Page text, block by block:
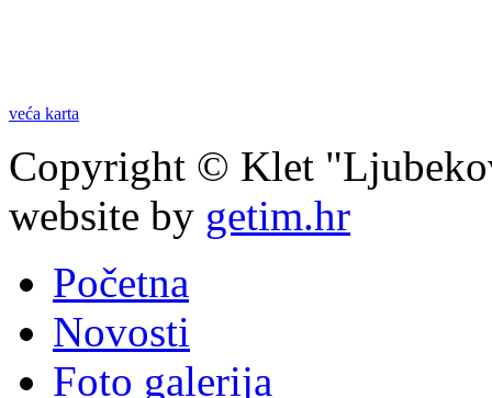
veća karta
Copyright © Klet
website by getim.hr
Početna
Novosti
Foto galerija